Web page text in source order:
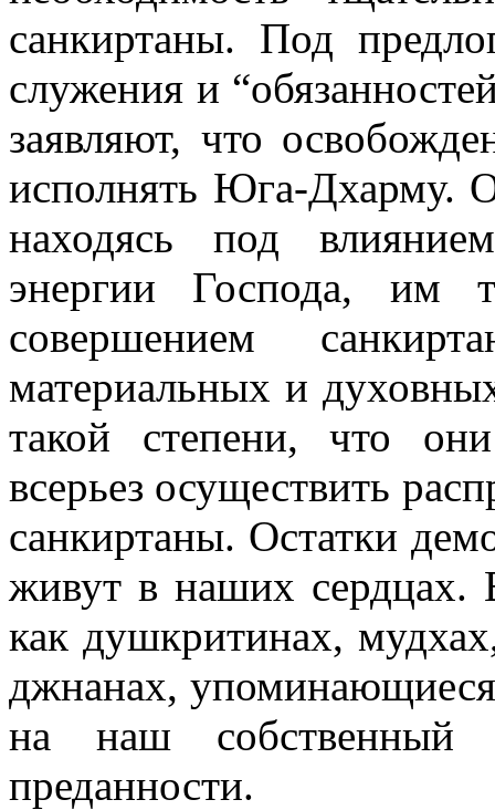
санкиртаны. Под
служения и
заявляют, что
исполнять Юга-Дхарму.
находясь под
энергии Господа, им
совершением
материальных и
такой степени, что
всерьез осуществить
санкиртаны. Остатки
живут в наших сердцах.
как душкритинах,
джнанах,
на наш собственный
преданности.